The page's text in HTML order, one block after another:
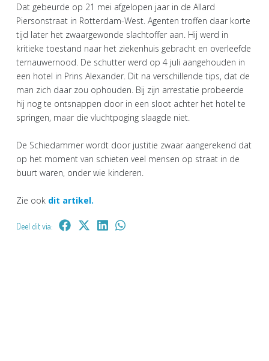
Dat gebeurde op 21 mei afgelopen jaar in de Allard
Piersonstraat in Rotterdam-West. Agenten troffen daar korte
tijd later het zwaargewonde slachtoffer aan. Hij werd in
kritieke toestand naar het ziekenhuis gebracht en overleefde
ternauwernood. De schutter werd op 4 juli aangehouden in
een hotel in Prins Alexander. Dit na verschillende tips, dat de
man zich daar zou ophouden. Bij zijn arrestatie probeerde
hij nog te ontsnappen door in een sloot achter het hotel te
springen, maar die vluchtpoging slaagde niet.
De Schiedammer wordt door justitie zwaar aangerekend dat
op het moment van schieten veel mensen op straat in de
buurt waren, onder wie kinderen.
Zie ook dit artikel.
Deel dit via: